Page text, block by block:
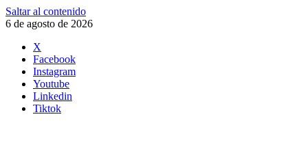
Saltar al contenido
6 de agosto de 2026
X
Facebook
Instagram
Youtube
Linkedin
Tiktok